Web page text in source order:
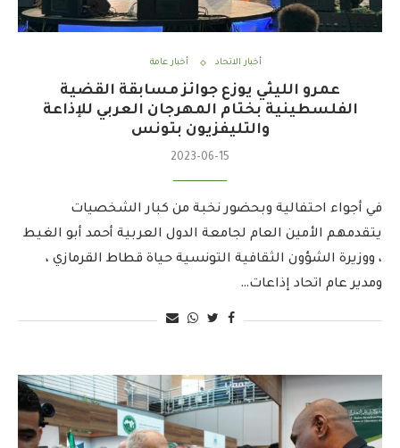
أخبار الاتحاد أخبار عامة
عمرو الليثي يوزع جوائز مسابقة القضية
الفلسطينية بختام المهرجان العربي للإذاعة
والتليفزيون بتونس
2023-06-15
في أجواء احتفالية وبحضور نخبة من كبار الشخصيات
يتقدمهم الأمين العام لجامعة الدول العربية أحمد أبو الغيط
، ووزيرة الشؤون الثقافية التونسية حياة قطاط القرمازي ،
ومدير عام اتحاد إذاعات…